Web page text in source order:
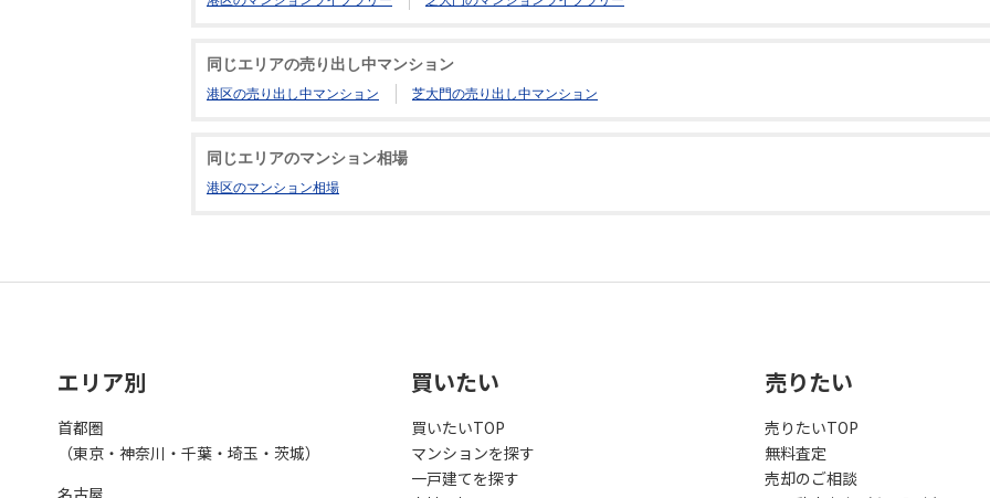
同じエリアの売り出し中マンション
港区の売り出し中マンション 芝大門の売り出し中マンション
同じエリアのマンション相場
港区のマンション相場
エリア別
首都圏
（東京・神奈川・千葉・埼玉・茨城）
名古屋
買いたい
買いたいTOP
マンションを探す
一戸建てを探す
売りたい
売りたいTOP
無料査定
売却のご相談